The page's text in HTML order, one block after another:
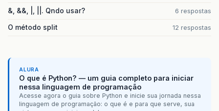
&, &&, |, ||. Qndo usar? 6 respostas
O método split 12 respostas
ALURA
O que é Python? — um guia completo para iniciar
nessa linguagem de programação
Acesse agora o guia sobre Python e inicie sua jornada nessa
linguagem de programação: o que é e para que serve, sua